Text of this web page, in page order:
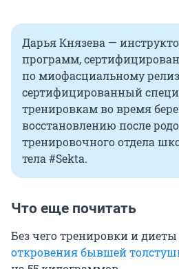
Дарья Князева —
программ,
по миофасциальному
сертифицированный
тренировкам во время
восстановлению после
тренировочного отдела
тела #Sekta.
Что еще почитать
Без чего тренировки и
откровения бывшей